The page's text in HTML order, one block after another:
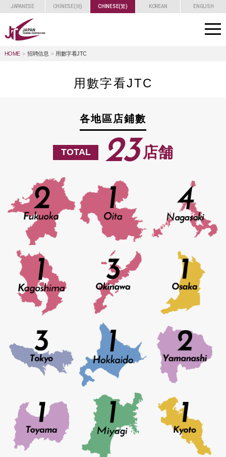
JAPANESE CHINESE(簡) CHINESE(繁) KOREAN ENGLISH
toggle
HOME 招聘信息 用數字看JTC
用數字看JTC
各地區店鋪數
23店舗